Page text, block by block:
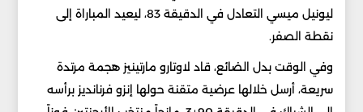
ليونيل ميسي التعادل في الدقيقة 83، ليعيد المباراة إلى
نقطة الصفر.
وفي الوقت بدل الضائع، قاد لاوتارو مارتينيز هجمة مرتدة
سريعة، أرسل خلالها عرضية متقنة حولها إنزو فرنانديز برأسه